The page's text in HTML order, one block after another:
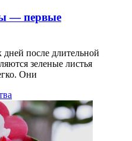
— первые
после длительной
зеленые листья
Они